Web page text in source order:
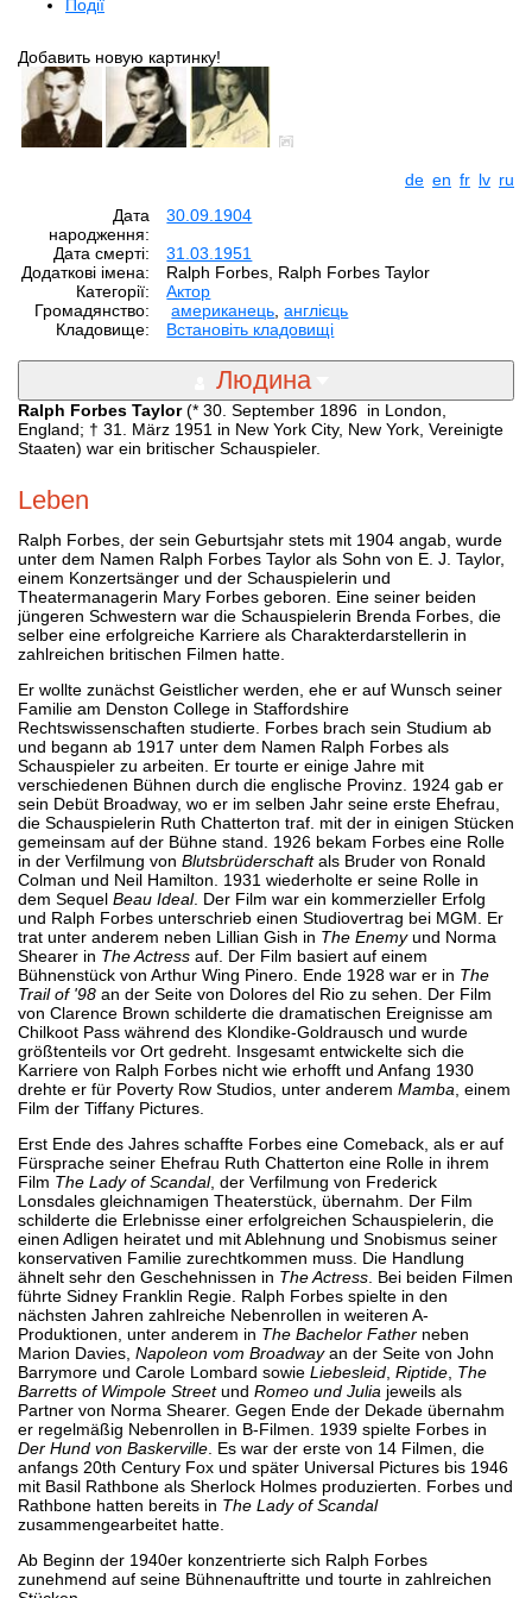
Події
Добавить новую картинку!
de en fr lv ru
Дата
народження:
30.09.1904
Дата смерті:
31.03.1951
Додаткові імена:
Ralph Forbes, Ralph Forbes Taylor
Категорії:
Aктор
Громадянство:
американець ,англієць
Кладовище:
Встановіть кладовищі
Людина
Ralph Forbes Taylor(* 30. September 1896 in London,
England; † 31. März 1951 in New York City, New York, Vereinigte
Staaten) war ein britischer Schauspieler.
Leben
Ralph Forbes, der sein Geburtsjahr stets mit 1904 angab, wurde
unter dem Namen Ralph Forbes Taylor als Sohn von E. J. Taylor,
einem Konzertsänger und der Schauspielerin und
Theatermanagerin Mary Forbes geboren. Eine seiner beiden
jüngeren Schwestern war die Schauspielerin Brenda Forbes, die
selber eine erfolgreiche Karriere als Charakterdarstellerin in
zahlreichen britischen Filmen hatte.
Er wollte zunächst Geistlicher werden, ehe er auf Wunsch seiner
Familie am Denston College in Staffordshire
Rechtswissenschaften studierte. Forbes brach sein Studium ab
und begann ab 1917 unter dem Namen Ralph Forbes als
Schauspieler zu arbeiten. Er tourte er einige Jahre mit
verschiedenen Bühnen durch die englische Provinz. 1924 gab er
sein Debüt Broadway, wo er im selben Jahr seine erste Ehefrau,
die Schauspielerin Ruth Chatterton traf. mit der in einigen Stücken
gemeinsam auf der Bühne stand. 1926 bekam Forbes eine Rolle
in der Verfilmung von Blutsbrüderschaftals Bruder von Ronald
Colman und Neil Hamilton. 1931 wiederholte er seine Rolle in
dem Sequel Beau Ideal. Der Film war ein kommerzieller Erfolg
und Ralph Forbes unterschrieb einen Studiovertrag bei MGM. Er
trat unter anderem neben Lillian Gish in The Enemyund Norma
Shearer in The Actress auf. Der Film basiert auf einem
Bühnenstück von Arthur Wing Pinero. Ende 1928 war er in The
Trail of '98 an der Seite von Dolores del Rio zu sehen. Der Film
von Clarence Brown schilderte die dramatischen Ereignisse am
Chilkoot Pass während des Klondike-Goldrausch und wurde
größtenteils vor Ort gedreht. Insgesamt entwickelte sich die
Karriere von Ralph Forbes nicht wie erhofft und Anfang 1930
drehte er für Poverty Row Studios, unter anderem Mamba , einem
Film der Tiffany Pictures.
Erst Ende des Jahres schaffte Forbes eine Comeback, als er auf
Fürsprache seiner Ehefrau Ruth Chatterton eine Rolle in ihrem
Film The Lady of Scandal, der Verfilmung von Frederick
Lonsdales gleichnamigen Theaterstück, übernahm. Der Film
schilderte die Erlebnisse einer erfolgreichen Schauspielerin, die
einen Adligen heiratet und mit Ablehnung und Snobismus seiner
konservativen Familie zurechtkommen muss. Die Handlung
ähnelt sehr den Geschehnissen in The Actress . Bei beiden Filmen
führte Sidney Franklin Regie. Ralph Forbes spielte in den
nächsten Jahren zahlreiche Nebenrollen in weiteren A-
Produktionen, unter anderem in The Bachelor Father neben
Marion Davies, Napoleon vom Broadwayan der Seite von John
Barrymore und Carole Lombard sowie Liebesleid Riptide The
Barretts of Wimpole Streetund Romeo und Julia jeweils als
Partner von Norma Shearer. Gegen Ende der Dekade übernahm
er regelmäßig Nebenrollen in B-Filmen. 1939 spielte Forbes in
Der Hund von Baskerville . Es war der erste von 14 Filmen, die
anfangs 20th Century Fox und später Universal Pictures bis 1946
mit Basil Rathbone als Sherlock Holmes produzierten. Forbes und
Rathbone hatten bereits in The Lady of Scandal
zusammengearbeitet hatte.
Ab Beginn der 1940er konzentrierte sich Ralph Forbes
zunehmend auf seine Bühnenauftritte und tourte in zahlreichen